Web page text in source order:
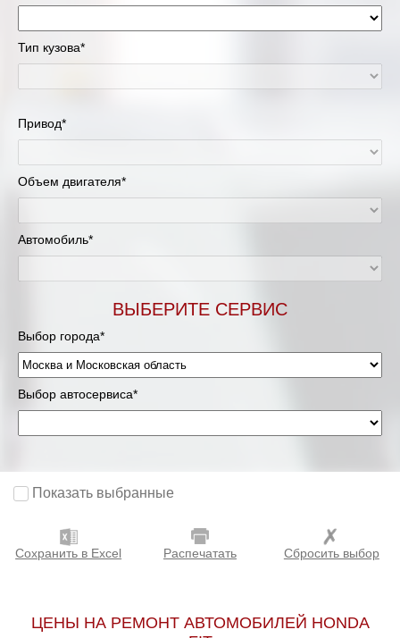
Красноярск
Липецк
Москва и Московская область
Мурманск
Нижневартовск
Нижний Новгород
Новосибирск
Оренбург
Тип кузова*
Привод*
Объем двигателя*
Автомобиль*
ВЫБЕРИТЕ СЕРВИС
Выбор города*
Выбор автосервиса*
Показать выбранные
Сохранить в Excel Распечатать Сбросить выбор
ЦЕНЫ НА РЕМОНТ АВТОМОБИЛЕЙ HONDA